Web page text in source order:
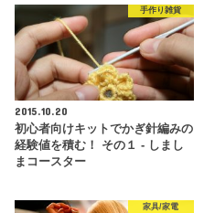
手作り雑貨
2015.10.20
初心者向けキットでかぎ針編みの
経験値を積む！ その１ - しまし
まコースター
家具/家電